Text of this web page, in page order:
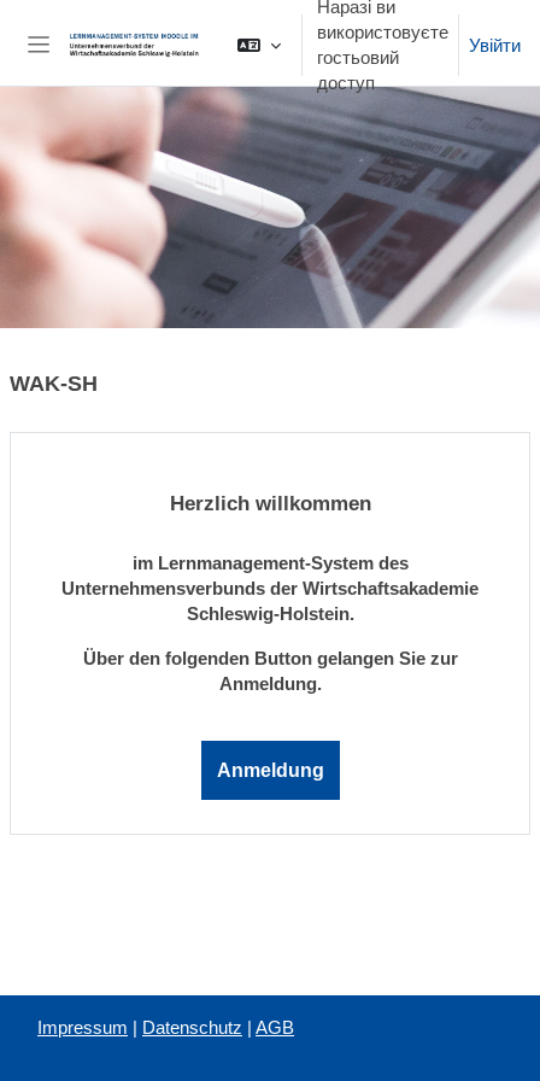
Наразі ви
використовуєте
гостьовий
доступ
Увійти
WAK-SH
Herzlich willkommen
im Lernmanagement-System des
Unternehmensverbunds der Wirtschaftsakademie
Schleswig-Holstein.
Über den folgenden Button gelangen Sie zur
Anmeldung.
Anmeldung
Impressum | Datenschutz | AGB